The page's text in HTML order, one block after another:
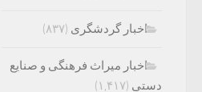
اخبار گردشگری (۸۳۷)
اخبار میراث فرهنگی و صنایع
دستی (۱,۴۱۷)